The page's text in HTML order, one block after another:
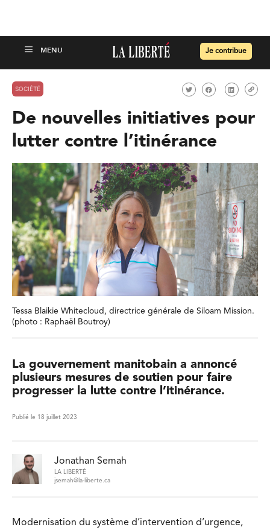
Je contribue
SOCIÉTÉ
De nouvelles initiatives pour
lutter contre l’itinérance
Tessa Blaikie Whitecloud, directrice générale de Siloam Mission.
(photo : Raphaël Boutroy)
La gouvernement manitobain a annoncé
plusieurs mesures de soutien pour faire
progresser la lutte contre l’itinérance.
Publié le 18 juillet 2023
Jonathan Semah
LA LIBERTÉ
jsemah@la-liberte.ca
Modernisation du système d’intervention d’urgence,